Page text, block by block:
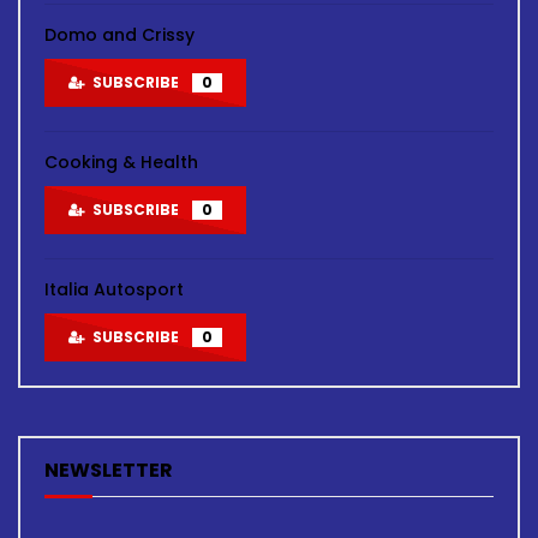
Domo and Crissy
SUBSCRIBE 0
Cooking & Health
SUBSCRIBE 0
Italia Autosport
SUBSCRIBE 0
NEWSLETTER